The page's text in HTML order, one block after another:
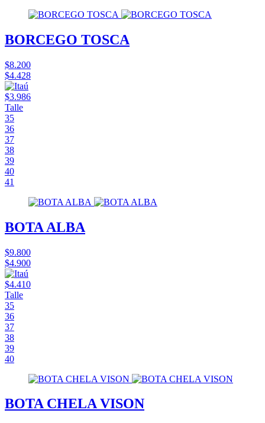
BORCEGO TOSCA
$8.200
$4.428
$3.986
Talle
35
36
37
38
39
40
41
BOTA ALBA
$9.800
$4.900
$4.410
Talle
35
36
37
38
39
40
BOTA CHELA VISON